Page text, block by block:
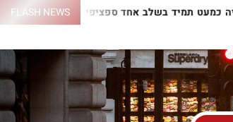
FLASH NEWS
התנור כמעט תמיד בשלב אחד ספציפי